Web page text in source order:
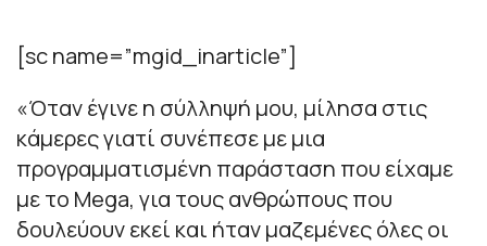
[sc name=”mgid_inarticle”]
«Όταν έγινε η σύλληψή μου, μίλησα στις
κάμερες γιατί συνέπεσε με μια
προγραμματισμένη παράσταση που είχαμε
με το Mega, για τους ανθρώπους που
δουλεύουν εκεί και ήταν μαζεμένες όλες οι